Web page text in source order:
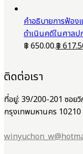
คำอธิบายการฟ้อง
ดำเนินคดีในศาล
฿ 650.00.฿
ติดต่อเรา
ที่อยู่: 39/200-201 ซอย
กรุงเทพมหานคร 10210